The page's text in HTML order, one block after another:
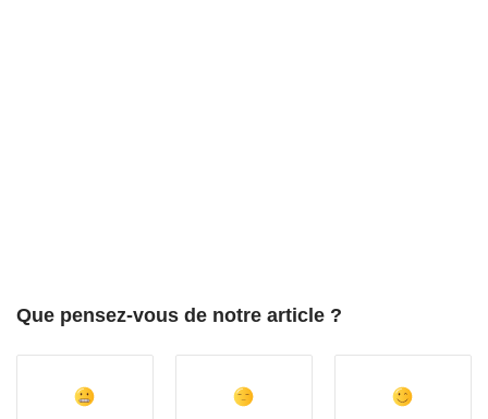
Que pensez-vous de notre article ?